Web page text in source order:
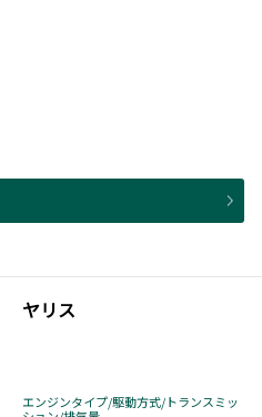
ヤリス
エンジンタイプ/駆動方式/トランスミッ